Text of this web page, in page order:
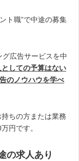
ト職”で中途の募集
広告サービスを中
としての予算はない
のノウハウを学べ
ちの方または業務
円です。
の求人あり